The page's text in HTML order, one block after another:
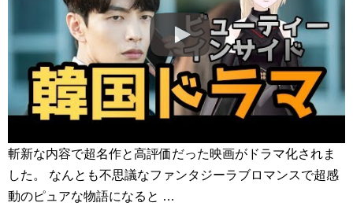
ついに公開!? イ・ミンホ、仁川空港で女性と一緒に目撃！
NEW!
[The Rich Son] 부잣집 아들 6회- I recall the past with my
boyfriend 20180401
NEW!
「違う（ちがう）・異なる」を韓国語では？「다르다（タル
ダ）」の意味・使い方について
について
「退屈だ・暇だ」を韓国語では？「심심하다（シムシマダ）」
の意味・使い方について
について
yoon kyun sang
HSF(126)-윤균상 서울숲 벤치 (YUN Kyunsang)(4)September::
yoon kyun sang
斬新な内容で超名作と高評価だった映画がドラマ化されま
した。 なんとも不思議なファンタジーラブロマンスで超感
動のピュアな物語になると …